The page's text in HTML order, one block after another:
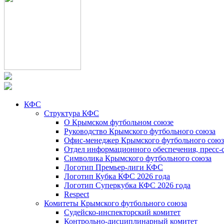
КФС
Структура КФС
О Крымском футбольном союзе
Руководство Крымского футбольного союза
Офис-менеджер Крымского футбольного
Отдел информационного обеспечения, пресс-
Символика Крымского футбольного союза
Логотип Премьер-лиги КФС
Логотип Кубка КФС 2026 года
Логотип Суперкубка КФС 2026 года
Respect
Комитеты Крымского футбольного союза
Судейско-инспекторский комитет
Контрольно-дисциплинарный комитет